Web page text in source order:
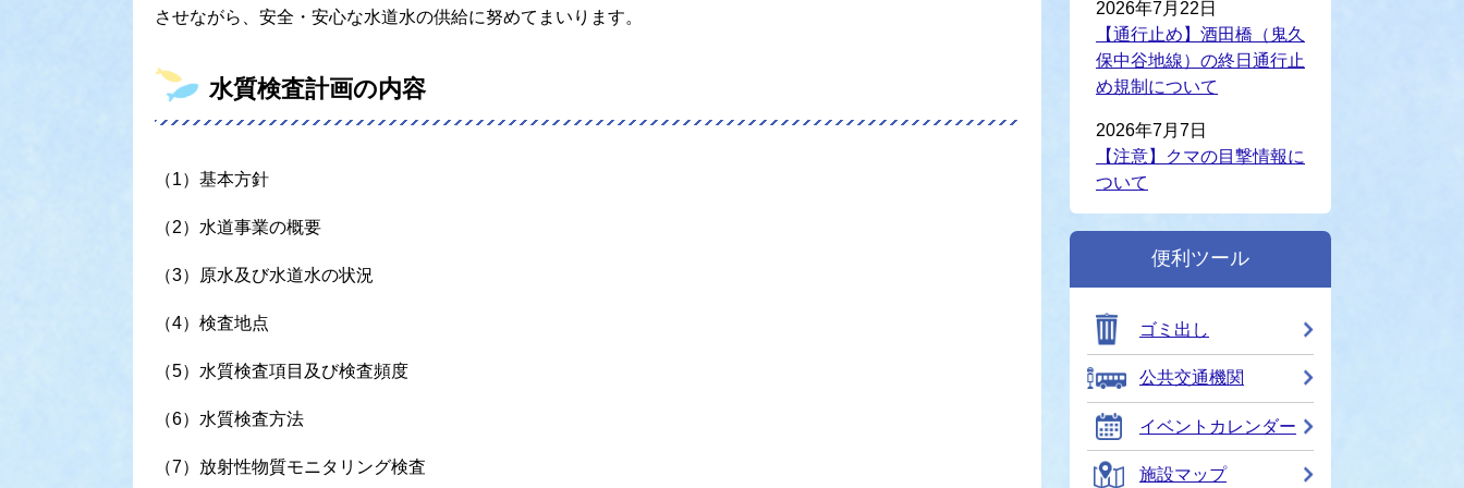
させながら、安全・安心な水道水の供給に努めてまいります。
水質検査計画の内容
（1）基本方針
（2）水道事業の概要
（3）原水及び水道水の状況
（4）検査地点
（5）水質検査項目及び検査頻度
（6）水質検査方法
（7）放射性物質モニタリング検査
2026年7月22日
【通行止め】酒田橋（鬼久
保中谷地線）の終日通行止
め規制について
2026年7月7日
【注意】クマの目撃情報に
ついて
便利ツール
ゴミ出し
公共交通機関
イベントカレンダー
施設マップ